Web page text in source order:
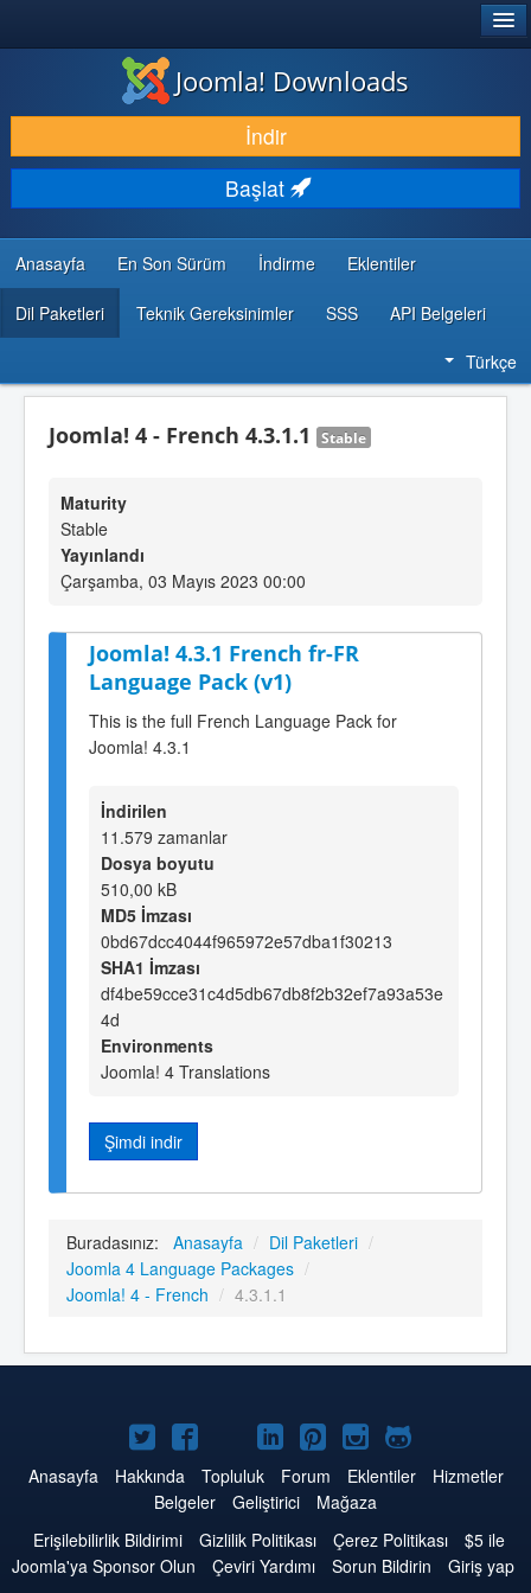
İNDIR & GENIŞLET
KEŞFET & ÖĞREN
TOPLULUK & DESTEK
GELIŞTIRICI KAYNAKLARI
Joomla! Downloads
İndir
Başlat
Anasayfa En Son Sürüm İndirme Eklentiler
Dil Paketleri Teknik Gereksinimler SSS API Belgeleri
Türkçe
Joomla! 4 - French 4.3.1.1 Stable
Maturity
Stable
Yayınlandı
Çarşamba, 03 Mayıs 2023 00:00
Joomla! 4.3.1 French fr-FR
Language Pack (v1)
This is the full French Language Pack for
Joomla! 4.3.1
İndirilen
11.579 zamanlar
Dosya boyutu
510,00 kB
MD5 İmzası
0bd67dcc4044f965972e57dba1f30213
SHA1 İmzası
df4be59cce31c4d5db67db8f2b32ef7a93a53e
4d
Environments
Joomla! 4 Translations
Şimdi indir
Buradasınız: Anasayfa / Dil Paketleri /
Joomla 4 Language Packages /
Joomla! 4 - French / 4.3.1.1
Twitter'da
Joomla
Facebook'da
Joomla
YouTube'da
Joomla
LinkedIn'de
Joomla
Pinterest'de
Joomla
Instagram'da
Joomla
GitHub'da
Joomla
Anasayfa Hakkında Topluluk Forum Eklentiler
Hizmetler
Belgeler
Geliştirici
Mağaza
Erişilebilirlik Bildirimi
Gizlilik Politikası Çerez Politikası
$5 ile
Joomla'ya Sponsor Olun
Çeviri Yardımı Sorun Bildirin
Giriş yap